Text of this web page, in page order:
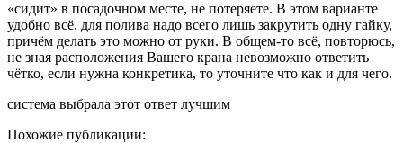
«сидит» в посадочном месте, не потеряете. В этом варианте
удобно всё, для полива надо всего лишь закрутить одну гайку,
причём делать это можно от руки. В общем-то всё, повторюсь,
не зная расположения Вашего крана невозможно ответить
чётко, если нужна конкретика, то уточните что как и для чего.
система выбрала этот ответ лучшим
Похожие публикации: